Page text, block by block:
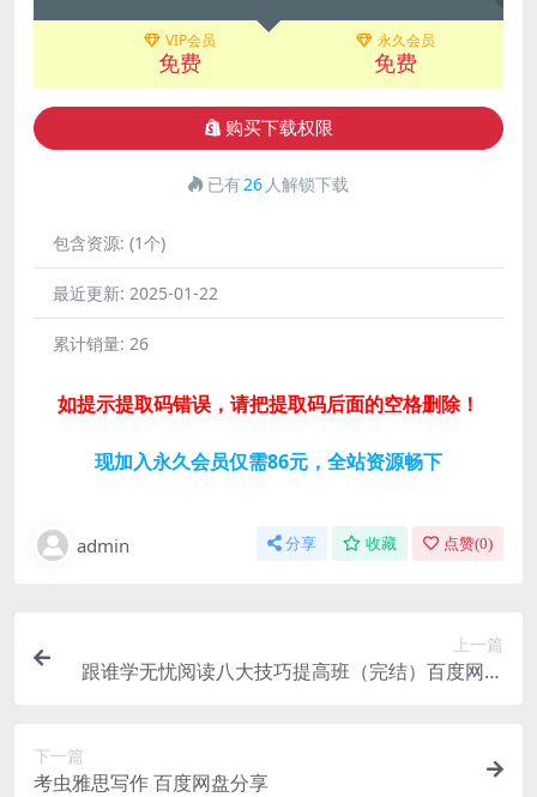
VIP会员
免费
永久会员
免费
购买下载权限
已有26 人解锁下载
包含资源: (1个)
最近更新: 2025-01-22
累计销量: 26
如提示提取码错误，请把提取码后面的空格删除！
现加入永久会员仅需86元，全站资源畅下
admin 分享 收藏 点赞(0)
上一篇
跟谁学无忧阅读八大技巧提高班（完结）百度网盘
下一篇
考虫雅思写作 百度网盘分享